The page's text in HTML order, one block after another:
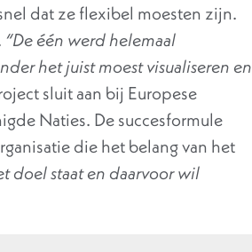
dat ze flexibel moesten zijn.
“De één werd helemaal
het juist moest visualiseren en
sluit aan bij Europese
Naties. De succesformule
die het belang van het
doel staat en daarvoor wil